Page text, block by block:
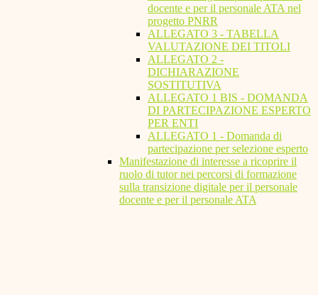
docente e per il personale ATA nel
progetto PNRR
ALLEGATO 3 - TABELLA
VALUTAZIONE DEI TITOLI
ALLEGATO 2 -
DICHIARAZIONE
SOSTITUTIVA
ALLEGATO 1 BIS - DOMANDA
DI PARTECIPAZIONE ESPERTO
PER ENTI
ALLEGATO 1 - Domanda di
partecipazione per selezione esperto
Manifestazione di interesse a ricoprire il
ruolo di tutor nei percorsi di formazione
sulla transizione digitale per il personale
docente e per il personale ATA